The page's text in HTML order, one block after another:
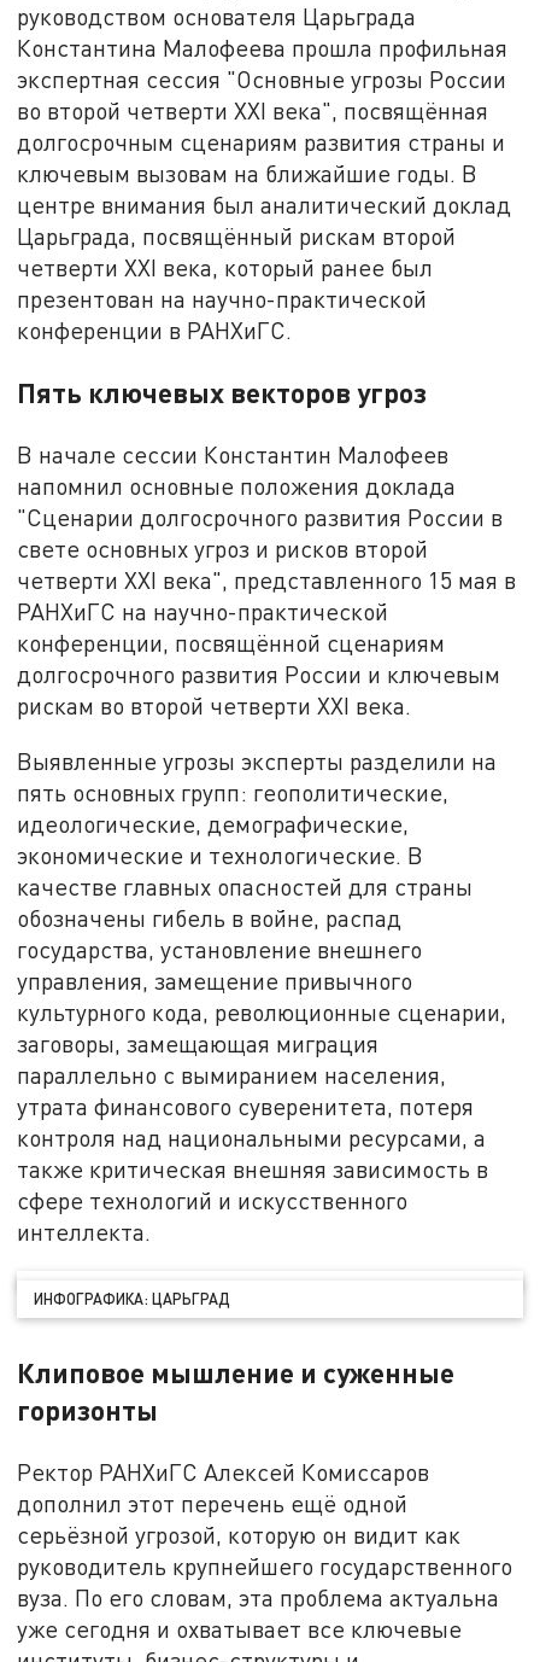
руководством основателя Царьграда
Константина Малофеева прошла профильная
экспертная сессия "Основные угрозы России
во второй четверти XXI века", посвящённая
долгосрочным сценариям развития страны и
ключевым вызовам на ближайшие годы. В
центре внимания был аналитический доклад
Царьграда, посвящённый рискам второй
четверти XXI века, который ранее был
презентован на научно-практической
конференции в РАНХиГС.
Пять ключевых векторов угроз
В начале сессии Константин Малофеев
напомнил основные положения доклада
"Сценарии долгосрочного развития России в
свете основных угроз и рисков второй
четверти XXI века", представленного 15 мая в
РАНХиГС на научно-практической
конференции, посвящённой сценариям
долгосрочного развития России и ключевым
рискам во второй четверти XXI века.
Выявленные угрозы эксперты разделили на
пять основных групп: геополитические,
идеологические, демографические,
экономические и технологические. В
качестве главных опасностей для страны
обозначены гибель в войне, распад
государства, установление внешнего
управления, замещение привычного
культурного кода, революционные сценарии,
заговоры, замещающая миграция
параллельно с вымиранием населения,
утрата финансового суверенитета, потеря
контроля над национальными ресурсами, а
также критическая внешняя зависимость в
сфере технологий и искусственного
интеллекта.
ИНФОГРАФИКА: ЦАРЬГРАД
Клиповое мышление и суженные
горизонты
Ректор РАНХиГС Алексей Комиссаров
дополнил этот перечень ещё одной
серьёзной угрозой, которую он видит как
руководитель крупнейшего государственного
вуза. По его словам, эта проблема актуальна
уже сегодня и охватывает все ключевые